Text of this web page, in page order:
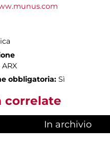
obbligatoria: Sì
correlate
In archivio